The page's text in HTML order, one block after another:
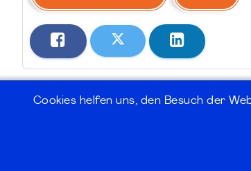
Impressum | Kontakt |
Cookies helfen uns, den Besuch der